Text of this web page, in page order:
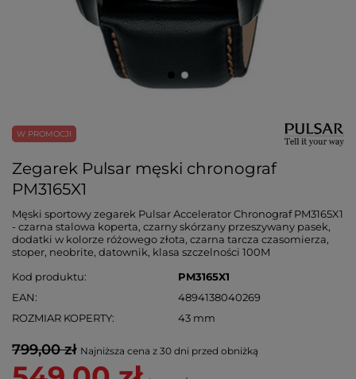
W PROMOCJI
Zegarek Pulsar męski chronograf
PM3165X1
Męski sportowy zegarek Pulsar Accelerator Chronograf PM3165X1
- czarna stalowa koperta, czarny skórzany przeszywany pasek,
dodatki w kolorze różowego złota, czarna tarcza czasomierza,
stoper, neobrite, datownik, klasa szczelności 100M
Kod produktu
PM3165X1
EAN
4894138040269
ROZMIAR KOPERTY
43 mm
799,00 zł Najniższa cena z 30 dni przed obniżką